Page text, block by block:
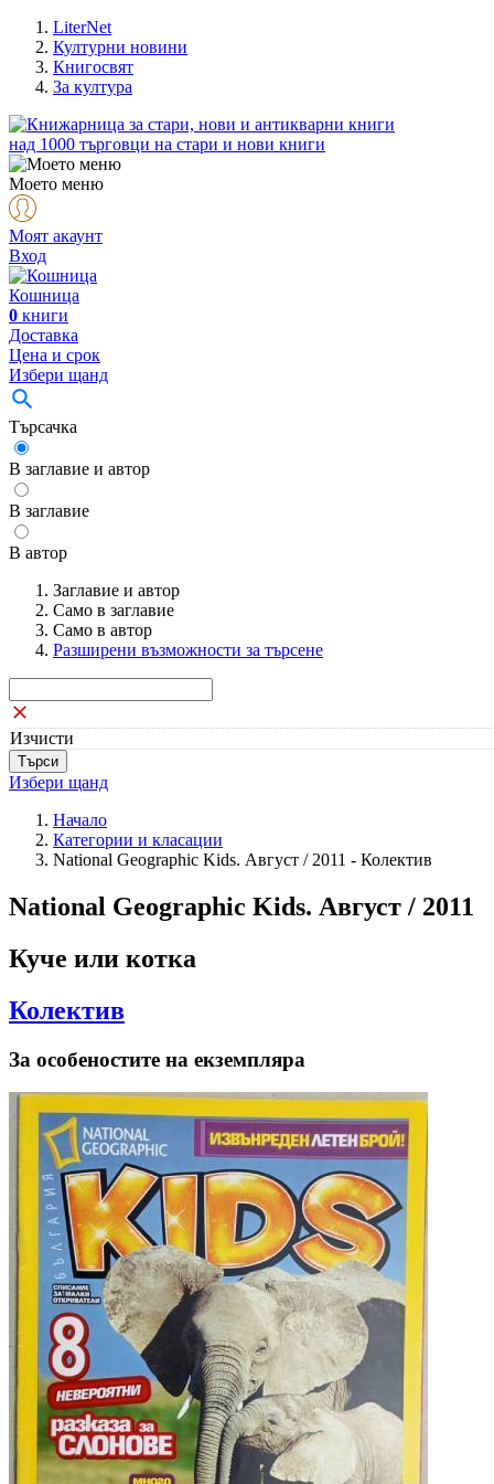
LiterNet
Културни новини
Книгосвят
За култура
над 1000 търговци на стари и нови книги
Моето меню
Моят акаунт
Вход
Кошница
0 книги
Доставка
Цена и срок
Избери щанд
Търсачка
В заглавие и автор
В заглавие
В автор
Заглавие и автор
Само в заглавие
Само в автор
Разширени възможности за търсене
Изчисти
Избери щанд
Начало
Категории и класации
National Geographic Kids. Август / 2011 - Колектив
National Geographic Kids. Август / 2011
Куче или котка
Колектив
За особеностите на екземпляра